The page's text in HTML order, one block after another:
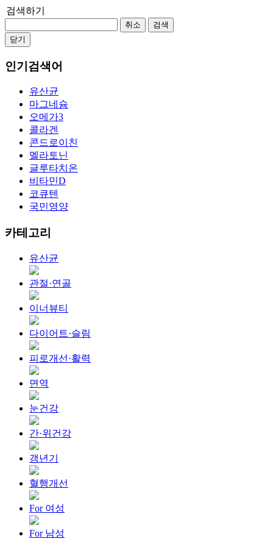
검색하기
취소
검색
닫기
인기검색어
유산균
마그네슘
오메가3
콜라겐
콘드로이친
멜라토닌
글루타치온
비타민D
코큐텐
국민영양
카테고리
유산균
관절·연골
이너뷰티
다이어트·슬림
피로개선·활력
면역
눈건강
간·위건강
갱년기
혈행개선
For 여성
For 남성